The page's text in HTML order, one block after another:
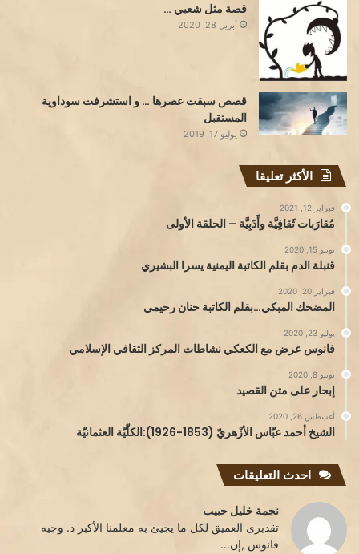
قصة مثل شعبي …
أبريل 28, 2020
قصص سبقت عصرها … و استشرفت سوداوية
المستقبل
يوليو 17, 2019
الأكثر تعليقا
فبراير 12, 2021
مُقارَبات ثَقافِيَّة وأَدَبِيَّة – الحلقة الأولى
يونيو 15, 2020
قنبلة الدم بقلم الكاتبة اليمنية يسرا البشيري
فبراير 20, 2020
المضحك المبكي…بقلم الكاتبة حنان رحيمي
يوليو 23, 2020
فانوس عرض مع الكعكي نشاطات المركز الثقافي الإسلامي
يونيو 8, 2020
إبحار على متن القصيد
أغسطس 26, 2020
الشيخ أحمد عبّاس الأزْهريّ (1853-1926):الكلّيّة العثمانيّة
احدث التعليقات
نجمة خليل حبيب
تقدبرى العميق لكل ما يجيئ به معلمنا الأكبر د. وجيه
فانوس ,إن...